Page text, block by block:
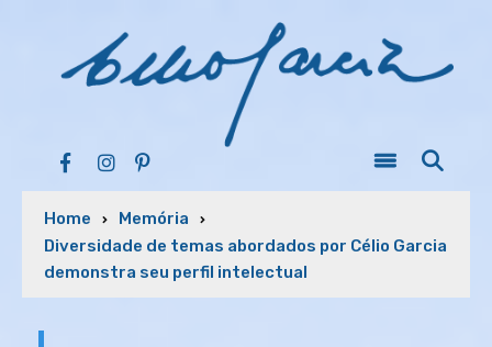
Home
Memória
Diversidade de temas abordados por Célio Garcia
demonstra seu perfil intelectual